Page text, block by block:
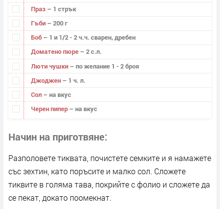
Праз – 1 стрък
Гъби – 200 г
Боб – 1 и 1/2 - 2 ч.ч. сварен, дребен
Доматено пюре – 2 с.л.
Люти чушки – по желание 1 - 2 броя
Джоджен – 1 ч. л.
Сол – на вкус
Черен пипер – на вкус
Начин на приготвяне
Разполовете тиквата, почистете семките и я намажете
със зехтин, като поръсите и малко сол. Сложете
тиквите в голяма тава, покрийте с фолио и сложете да
се пекат, докато поомекнат.